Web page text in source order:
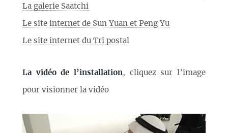
La galerie Saatchi
Le site internet de Sun Yuan et Peng Yu
Le site internet du Tri postal
La vidéo de l’installation, cliquez sur l’image
pour visionner la vidéo
Video